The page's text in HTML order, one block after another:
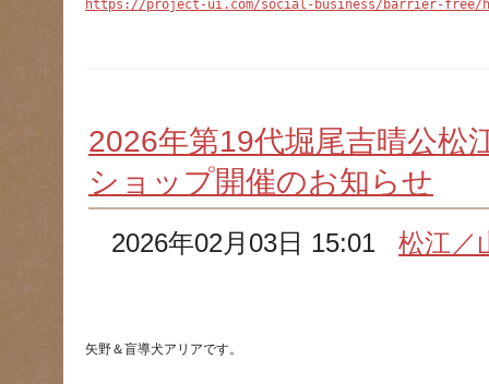
https://project-ui.com/social-business/barrier-
2026年第19代堀尾吉晴公松
ショップ開催のお知らせ
2026年02月03日 15:01松江／